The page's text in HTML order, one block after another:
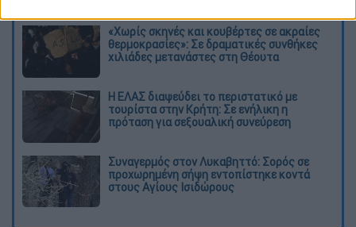
«Χωρίς σκηνές και κουβέρτες σε ακραίες
θερμοκρασίες»: Σε δραματικές συνθήκες
χιλιάδες μετανάστες στη Θέουτα
Η ΕΛΑΣ διαψεύδει το περιστατικό με
τουρίστα στην Κρήτη: Σε ενήλικη η
πρόταση για σεξουαλική συνεύρεση
Συναγερμός στον Λυκαβηττό: Σορός σε
προχωρημένη σήψη εντοπίστηκε κοντά
στους Αγίους Ισιδώρους